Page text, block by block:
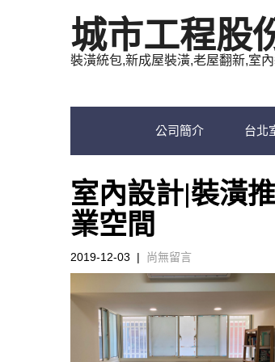
城市工程股
裝潢統包,新成屋裝潢,老屋翻新,室
公司簡介 台北
室內設計|裝潢
業空間
2019-12-03 | 尚無留言